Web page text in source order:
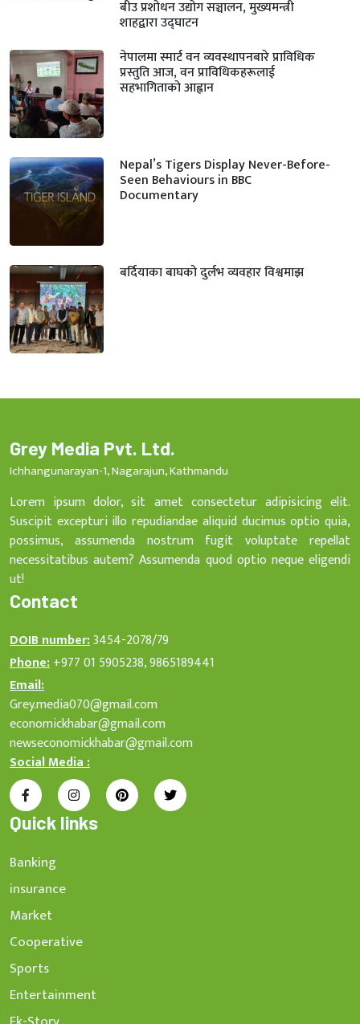
बीउ प्रशोधन उद्योग सञ्चालन, मुख्यमन्त्री
शाहद्वारा उद्घाटन
नेपालमा स्मार्ट वन व्यवस्थापनबारे प्राविधिक
प्रस्तुति आज, वन प्राविधिकहरूलाई
सहभागिताको आह्वान
Nepal’s Tigers Display Never-Before-
Seen Behaviours in BBC
Documentary
बर्दियाका बाघको दुर्लभ व्यवहार विश्वमाझ
Grey Media Pvt. Ltd.
Ichhangunarayan-1, Nagarajun, Kathmandu
Lorem ipsum dolor, sit amet consectetur adipisicing elit.
Suscipit excepturi illo repudiandae aliquid ducimus optio quia,
possimus, assumenda nostrum fugit voluptate repellat
necessitatibus autem? Assumenda quod optio neque eligendi
ut!
Contact
DOIB number:3454-2078/79
Phone:+977 01 5905238, 9865189441
Email:
Grey.media070@gmail.com
economickhabar@gmail.com
newseconomickhabar@gmail.com
Social Media :
Quick links
Banking
insurance
Market
Cooperative
Sports
Entertainment